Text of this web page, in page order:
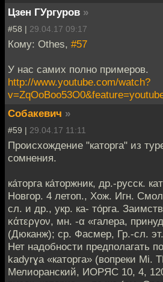
Цзен ГУргуров »
#58 | 29.04.17 09:17
Кому: Othes, #57
У нас самих полно примеров.
http://www.youtube.com/watch?
Собакевич »
#59 | 29.04.17 11:11
Происхождение "каторга" из
сомнения.
ка́торга ка́торжник, др.-русск.
Новгор. 4 летоп., Хож. Игн.
сл. и др., укр. ка- то́рга.
κάτεργον, мн. -α «галера,
(Дюканж); ср. Фасмер, Гр.-сл.
Нет надобности предполагать
kadyrɣa «каторга» (вопреки Мi.
Мелиоранский, ИОРЯС 10, 4,